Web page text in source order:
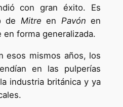
con gran éxito. Es
de Mitre en Pavón en
en forma generalizada.
esos mismos años, los
en las pulperías
industria británica y ya